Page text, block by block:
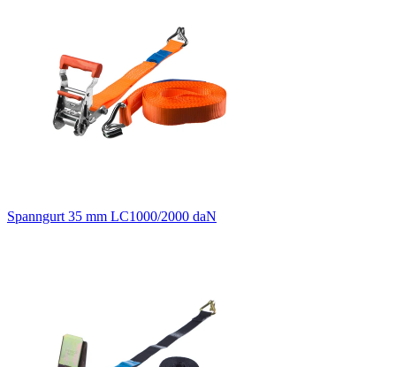
Spanngurt 35 mm LC1000/2000 daN